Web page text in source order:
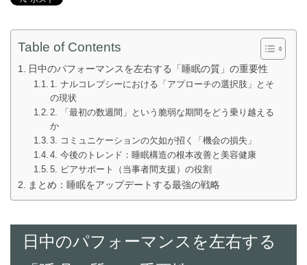
Table of Contents
日中のパフォーマンスを左右する「睡眠の質」の重要性
1. ナルコレプシーにおける「アプローチの選択肢」とそ
の現状
2. 「最初の数週間」という脆弱な期間をどう乗り越える
か
3. コミュニケーションの欠如が招く「機会の損失」
4. 今後のトレンド：睡眠構造の根本改善と美容健康
5. ピアサポート（当事者間支援）の役割
まとめ：睡眠をアップデートする最強の戦略
日中のパフォーマンスを左右する